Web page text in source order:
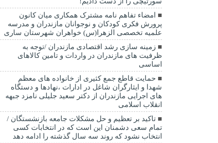
امضاء تفاهم نامه مشترک همکاری میان کانون
پرورش فکری کودکان و نوجوانان مازندران و مدرسه
علمیه تخصصی الزهرا(س) خواهران شهرستان ساری
زمینه سازی رشد اقتصادی مازندران /توجه به
ظرفیت های مازندران در واردات و تامین کالاهای
اساسی
حمایت قاطع جمع کثیری از خانواده های معظم
شهدا و ایثارگران شاغل در ادارات ،نهادها و دستگاه
های اجرایی مازندران از دکتر سعید جلیلی نامزد جبهه
انقلاب اسلامی
تاکید بر تعظیم و حل مشکلات جامعه بازنشستگان /
تمام سعی دشمنان این است که در انتخابات کسی
انتخاب نشود که روند سه سال گذشته را ادامه دهد